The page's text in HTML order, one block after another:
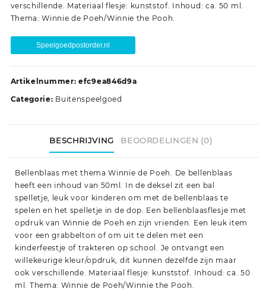
verschillende. Materiaal flesje: kunststof. Inhoud: ca. 50 ml.
Thema: Winnie de Poeh/Winnie the Pooh.
Speelgoedpostorder.nl
Artikelnummer: efc9ea846d9a
Categorie: Buitenspeelgoed
BESCHRIJVING BEOORDELINGEN (0)
Bellenblaas met thema Winnie de Poeh. De bellenblaas
heeft een inhoud van 50ml. In de deksel zit een bal
spelletje, leuk voor kinderen om met de bellenblaas te
spelen en het spelletje in de dop. Een bellenblaasflesje met
opdruk van Winnie de Poeh en zijn vrienden. Een leuk item
voor een grabbelton of om uit te delen met een
kinderfeestje of trakteren op school. Je ontvangt een
willekeurige kleur/opdruk, dit kunnen dezelfde zijn maar
ook verschillende. Materiaal flesje: kunststof. Inhoud: ca. 50
ml. Thema: Winnie de Poeh/Winnie the Pooh.